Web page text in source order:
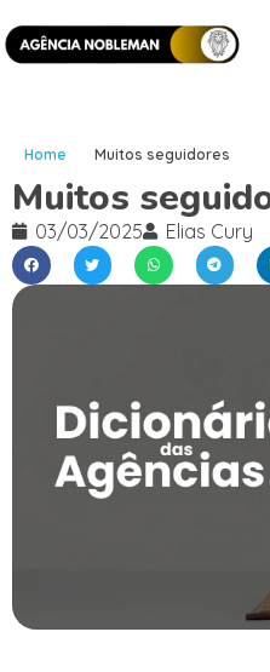
Home Muitos seguidores
Muitos
03/03/2025 Elias Cury